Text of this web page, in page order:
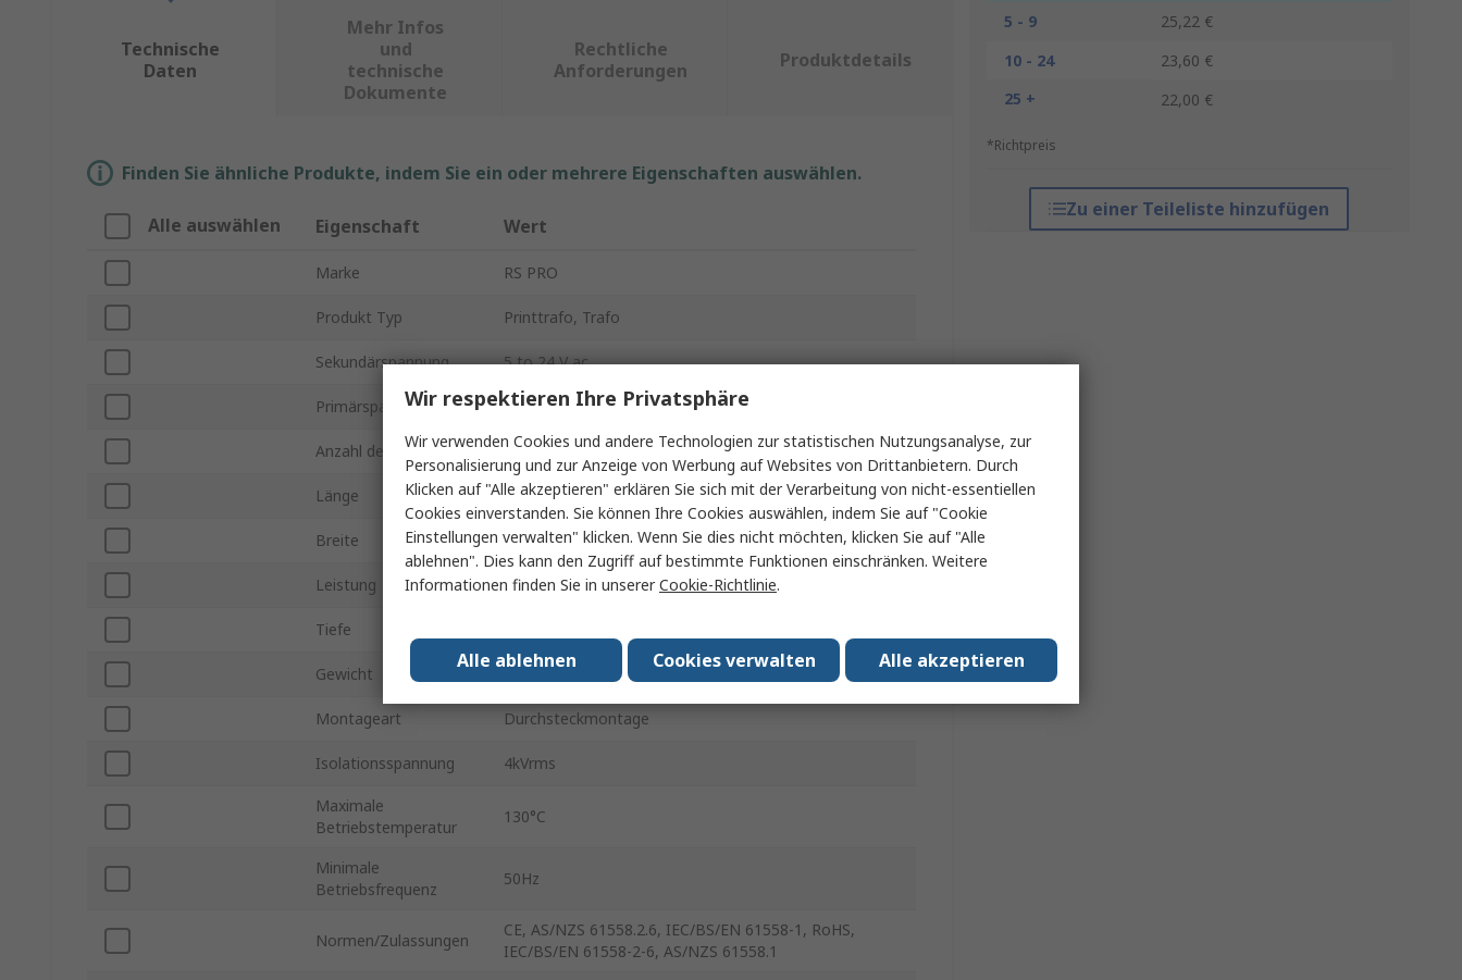
5 - 9
25,22 €
10 - 24
23,60 €
25 +
22,00 €
*Richtpreis
Zu einer Teileliste hinzufügen
Technische
Daten
Mehr Infos
und
technische
Dokumente
Rechtliche
Anforderungen
Produktdetails
Finden Sie ähnliche Produkte, indem Sie ein oder mehrere Eigenschaften auswählen.
Alle auswählen Eigenschaft Wert
Marke RS PRO
Produkt Typ Printtrafo, Trafo
Sekundärspannung 5 to 24 V ac
Primärspannung 230 V ac
Anzahl der Ausgänge 2
Länge 54mm
Breite 45mm
Leistung 12VA
Tiefe
Gewicht
Montageart Durchsteckmontage
Isolationsspannung 4kVrms
Maximale
Betriebstemperatur
130°C
Minimale
Betriebsfrequenz
50Hz
Normen/Zulassungen
CE, AS/NZS 61558.2.6, IEC/BS/EN 61558-1, RoHS,
IEC/BS/EN 61558-2-6, AS/NZS 61558.1
Wir respektieren Ihre Privatsphäre
Wir verwenden Cookies und andere Technologien zur statistischen Nutzungsanalyse, zur
Personalisierung und zur Anzeige von Werbung auf Websites von Drittanbietern. Durch
Klicken auf "Alle akzeptieren" erklären Sie sich mit der Verarbeitung von nicht-essentiellen
Cookies einverstanden. Sie können Ihre Cookies auswählen, indem Sie auf "Cookie
Einstellungen verwalten" klicken. Wenn Sie dies nicht möchten, klicken Sie auf "Alle
ablehnen". Dies kann den Zugriff auf bestimmte Funktionen einschränken. Weitere
Informationen finden Sie in unsererCookie-Richtlinie.
Alle akzeptieren
Cookies verwalten
Alle ablehnen